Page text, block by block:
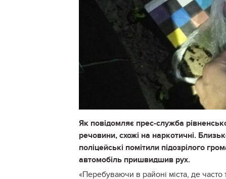
Як повідомляє прес-служба
речовини, схожі на наркотичні.
поліцейські помітили підозрілого
автомобіль пришвидшив рух.
«Перебуваючи в районі міста, де часто